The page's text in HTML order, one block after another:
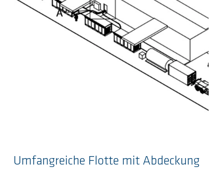
Umfangreiche Flotte mit Abdeckung